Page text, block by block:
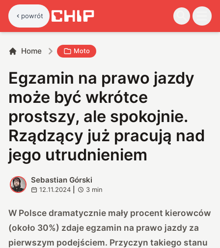
powrót
Home Moto
Egzamin na prawo jazdy
może być wkrótce
prostszy, ale spokojnie.
Rządzący już pracują nad
jego utrudnieniem
S
Sebastian Górski
12.11.2024 3 min
W Polsce dramatycznie mały procent kierowców
(około 30%) zdaje egzamin na prawo jazdy za
pierwszym podejściem. Przyczyn takiego stanu